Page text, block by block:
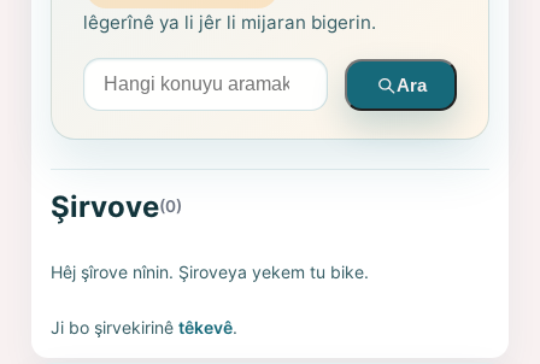
lêgerînê ya li jêr li mijaran bigerin.
Arama yapın
Ara
Şirvove(0)
Hêj şîrove nînin. Şiroveya yekem tu bike.
Ji bo şirvekirinêtêkevê.